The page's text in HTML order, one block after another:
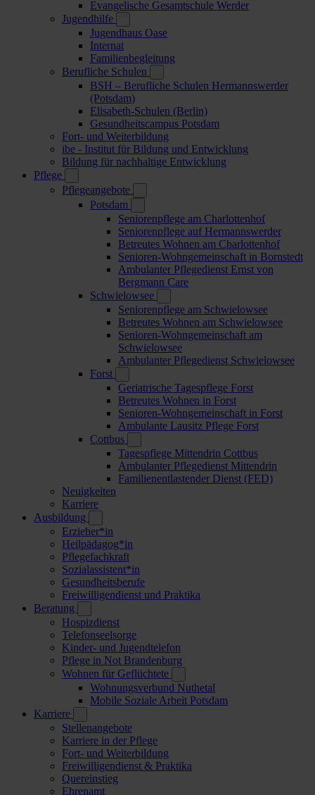
Evangelische Gesamtschule Werder
Jugendhilfe
Jugendhaus Oase
Internat
Familienbegleitung
Berufliche Schulen
BSH – Berufliche Schulen Hermannswerder
(Potsdam)
Elisabeth-Schulen (Berlin)
Gesundheitscampus Potsdam
Fort- und Weiterbildung
ibe - Institut für Bildung und Entwicklung
Bildung für nachhaltige Entwicklung
Pflege
Pflegeangebote
Potsdam
Seniorenpflege am Charlottenhof
Seniorenpflege auf Hermannswerder
Betreutes Wohnen am Charlottenhof
Senioren-Wohngemeinschaft in Bornstedt
Ambulanter Pflegedienst Ernst von
Bergmann Care
Schwielowsee
Seniorenpflege am Schwielowsee
Betreutes Wohnen am Schwielowsee
Senioren-Wohngemeinschaft am
Schwielowsee
Ambulanter Pflegedienst Schwielowsee
Forst
Geriatrische Tagespflege Forst
Betreutes Wohnen in Forst
Senioren-Wohngemeinschaft in Forst
Ambulante Lausitz Pflege Forst
Cottbus
Tagespflege Mittendrin Cottbus
Ambulanter Pflegedienst Mittendrin
Familienentlastender Dienst (FED)
Neuigkeiten
Karriere
Ausbildung
Erzieher*in
Heilpädagog*in
Pflegefachkraft
Sozialassistent*in
Gesundheitsberufe
Freiwilligendienst und Praktika
Beratung
Hospizdienst
Telefonseelsorge
Kinder- und Jugendtelefon
Pflege in Not Brandenburg
Wohnen für Geflüchtete
Wohnungsverbund Nuthetal
Mobile Soziale Arbeit Potsdam
Karriere
Stellenangebote
Karriere in der Pflege
Fort- und Weiterbildung
Freiwilligendienst & Praktika
Quereinstieg
Ehrenamt